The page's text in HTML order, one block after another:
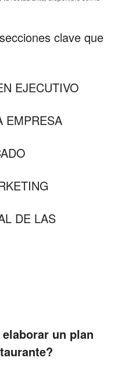
clave que
EJECUTIVO
EMPRESA
DE LAS
un plan